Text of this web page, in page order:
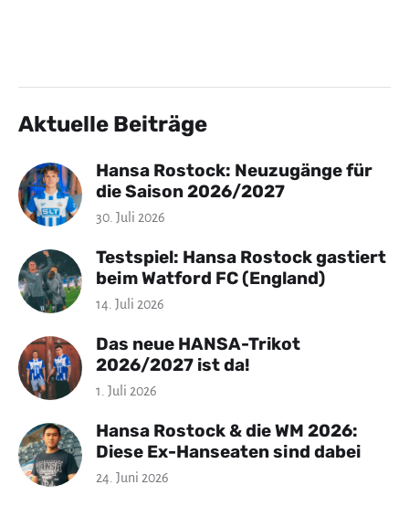
Aktuelle Beiträge
Hansa Rostock: Neuzugänge für
die Saison 2026/2027
30. Juli 2026
Testspiel: Hansa Rostock gastiert
beim Watford FC (England)
14. Juli 2026
Das neue HANSA-Trikot
2026/2027 ist da!
1. Juli 2026
Hansa Rostock & die WM 2026:
Diese Ex-Hanseaten sind dabei
24. Juni 2026